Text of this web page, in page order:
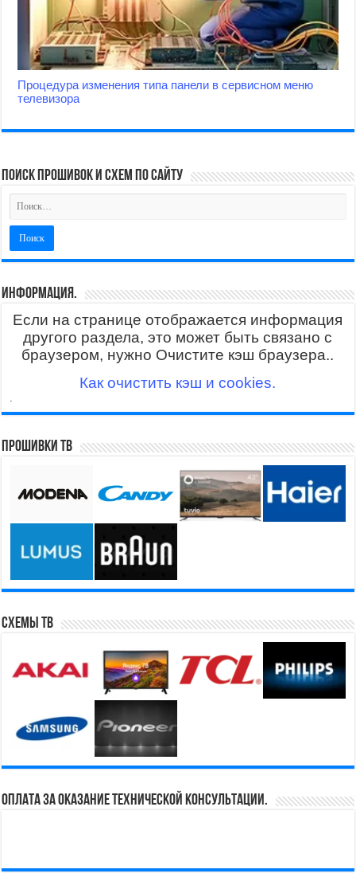
Процедура изменения типа панели в сервисном меню
телевизора
поиск прошивок и схем по сайту
Информация.
Если на странице отображается информация
другого раздела, это может быть связано с
браузером, нужно Очистите кэш браузера..
Как очистить кэш и cookies.
.
Прошивки ТВ
Схемы ТВ
Оплата за оказание технической консультации.